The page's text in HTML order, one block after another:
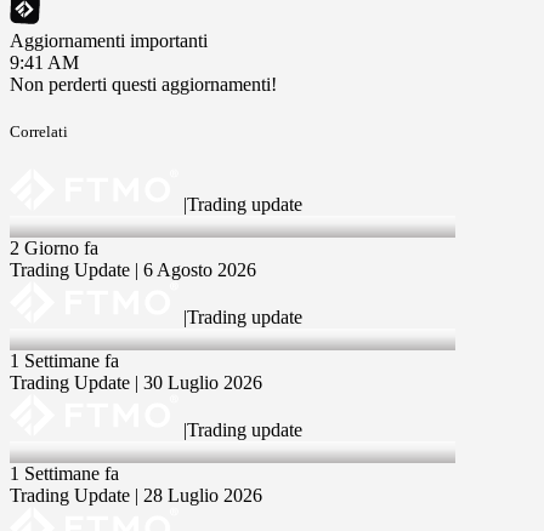
Aggiornamenti importanti
9:41 AM
Non perderti questi aggiornamenti!
Correlati
|Trading update
6 Aug 2026
2 Giorno fa
Trading Update | 6 Agosto 2026
|Trading update
30 Jul 2026
1 Settimane fa
Trading Update | 30 Luglio 2026
|Trading update
28 Jul 2026
1 Settimane fa
Trading Update | 28 Luglio 2026